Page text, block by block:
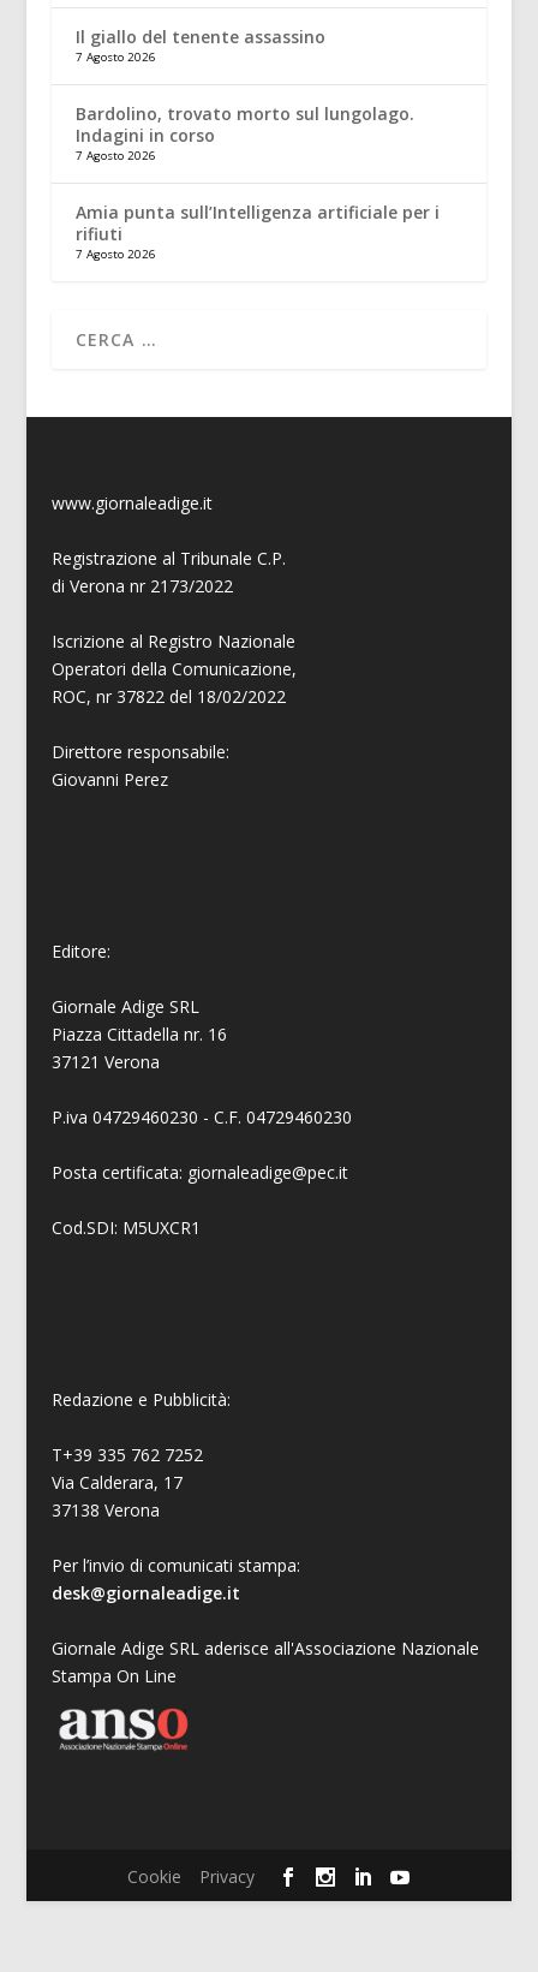
Il giallo del tenente assassino
7 Agosto 2026
Bardolino, trovato morto sul lungolago.
Indagini in corso
7 Agosto 2026
Amia punta sull’Intelligenza artificiale per i
rifiuti
7 Agosto 2026
www.giornaleadige.it
Registrazione al Tribunale C.P.
di Verona nr 2173/2022
Iscrizione al Registro Nazionale
Operatori della Comunicazione,
ROC, nr 37822 del 18/02/2022
Direttore responsabile:
Giovanni Perez
Editore:
Giornale Adige SRL
Piazza Cittadella nr. 16
37121 Verona
P.iva 04729460230 - C.F. 04729460230
Posta certificata: giornaleadige@pec.it
Cod.SDI: M5UXCR1
Redazione e Pubblicità:
T+39 335 762 7252
Via Calderara, 17
37138 Verona
Per l’invio di comunicati stampa:
desk@giornaleadige.it
Giornale Adige SRL aderisce all'Associazione Nazionale
Stampa On Line
Cookie Privacy